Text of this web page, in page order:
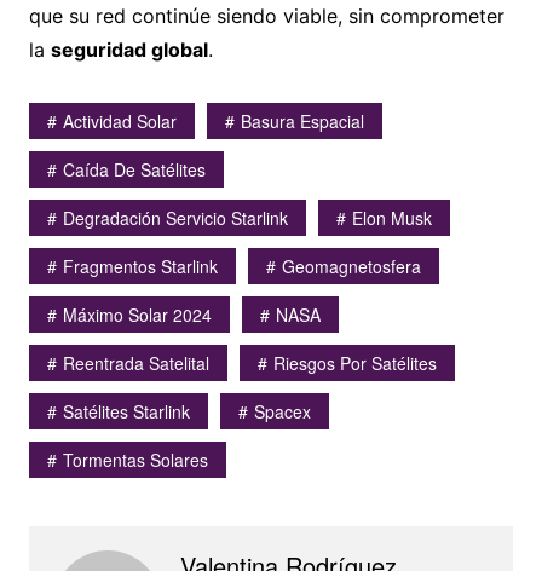
que su red continúe siendo viable, sin comprometer
la seguridad global.
Actividad Solar
Basura Espacial
Caída De Satélites
Degradación Servicio Starlink
Elon Musk
Fragmentos Starlink
Geomagnetosfera
Máximo Solar 2024
NASA
Reentrada Satelital
Riesgos Por Satélites
Satélites Starlink
Spacex
Tormentas Solares